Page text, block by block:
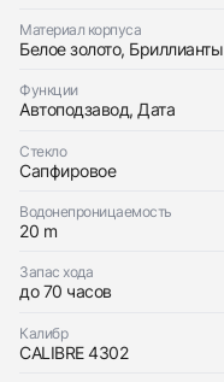
Материал корпуса
Белое золото, Бриллианты
Функции
Автоподзавод, Дата
Стекло
Сапфировое
Водонепроницаемость
20 m
Запас хода
до 70 часов
Калибр
CALIBRE 4302